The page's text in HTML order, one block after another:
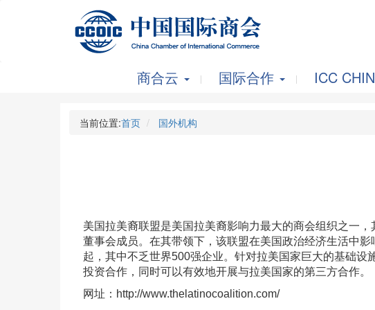
商合云 国际合作 ICC
当前位置:首页 国外机构
美国拉美裔联盟是美国拉美裔影响力最大的商会组织之一
董事会成员。在其带领下，该联盟在美国政治经济生活中
起，其中不乏世界500强企业。针对拉美国家巨大的基础
投资合作，同时可以有效地开展与拉美国家的第三方合作。
网址：http://www.thelatinocoalition.com/